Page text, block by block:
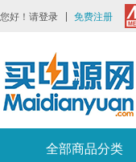
您好！请登录 免费注册
全部商品分类